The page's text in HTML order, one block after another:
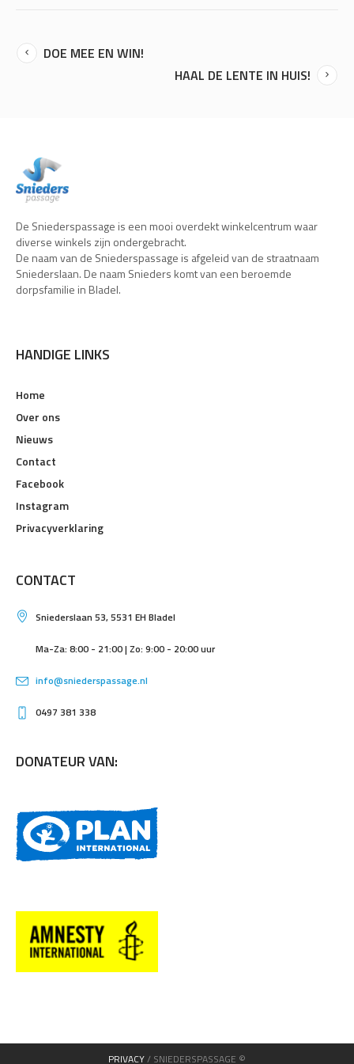
DOE MEE EN WIN!
HAAL DE LENTE IN HUIS!
De Sniederspassage is een mooi overdekt winkelcentrum waar
diverse winkels zijn ondergebracht.
De naam van de Sniederspassage is afgeleid van de straatnaam
Sniederslaan. De naam Snieders komt van een beroemde
dorpsfamilie in Bladel.
HANDIGE LINKS
Home
Over ons
Nieuws
Contact
Facebook
Instagram
Privacyverklaring
CONTACT
Sniederslaan 53, 5531 EH Bladel
Ma-Za: 8:00 - 21:00 | Zo: 9:00 - 20:00 uur
info@sniederspassage.nl
0497 381 338
DONATEUR VAN:
PRIVACY/ SNIEDERSPASSAGE ©